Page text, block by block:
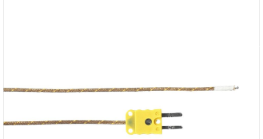
DOHTOYO
E+E